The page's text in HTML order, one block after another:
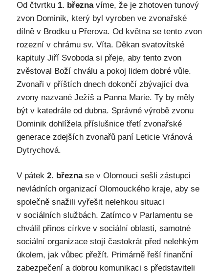
Od čtvrtku 1. březnavíme, že je zhotoven tunový
zvon Dominik, který byl vyroben ve zvonařské
dílně v Brodku u Přerova. Od května se tento zvon
rozezní v chrámu sv. Víta. Děkan svatovítské
kapituly Jiří Svoboda si přeje, aby tento zvon
zvěstoval Boží chválu a pokoj lidem dobré vůle.
Zvonaři v příštích dnech dokončí zbývající dva
zvony nazvané Ježíš a Panna Marie. Ty by měly
být v katedrále od dubna. Správné výrobě zvonu
Dominik dohlížela příslušnice třetí zvonařské
generace zdejších zvonařů paní Leticie Vránová
Dytrychová.
V pátek 2. březnase v Olomouci sešli zástupci
nevládních organizací Olomouckého kraje, aby se
společně snažili vyřešit nelehkou situaci
v sociálních službách. Zatímco v Parlamentu se
chválil přinos církve v sociální oblasti, samotné
sociální organizace stojí častokrát před nelehkým
úkolem, jak vůbec přežít. Primárně řeší finanční
zabezpečení a dobrou komunikaci s představiteli